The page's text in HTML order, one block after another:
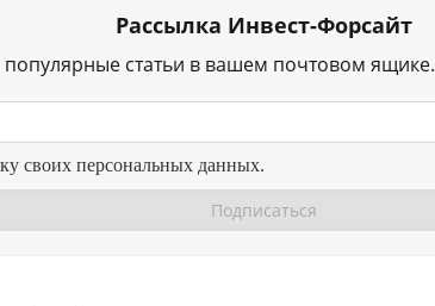
Рассылка Инвест-Форсайт
статьи в вашем почтовом ящике.
своих персональных данных.